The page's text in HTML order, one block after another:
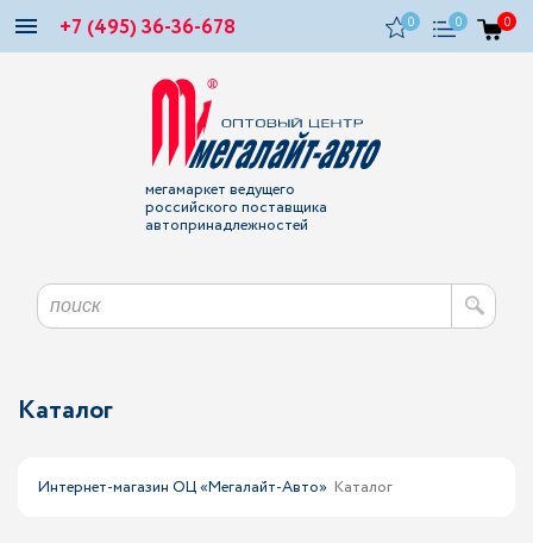
+7 (495) 36-36-678 0 0 0
мегамаркет ведущего
российского поставщика
автопринадлежностей
Каталог
Интернет-магазин ОЦ «Мегалайт-Авто» Каталог